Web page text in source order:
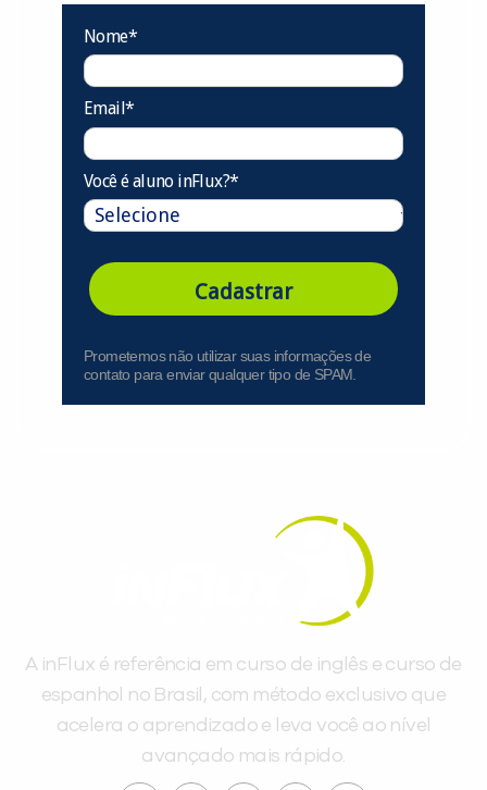
Nome*
Email*
Você é aluno inFlux?*
Cadastrar
Prometemos não utilizar suas informações de
contato para enviar qualquer tipo de SPAM.
A inFlux é referência em curso de inglês e curso de
espanhol no Brasil, com método exclusivo que
acelera o aprendizado e leva você ao nível
avançado mais rápido.